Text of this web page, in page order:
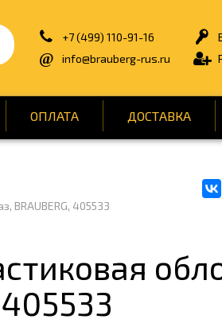
+7 (499) 110-91-16
info@brauberg-rus.ru
ОПЛАТА ДОСТАВКА
БЫТОВАЯ
КАНЦТОВАРЫ
ОФИС
СПОРТ И ОТДЫХ
405533